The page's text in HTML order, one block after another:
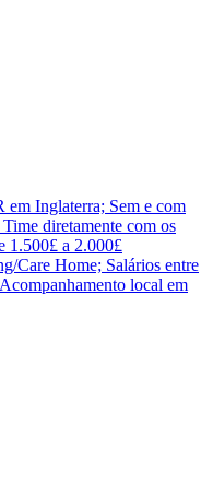
em Inglaterra; Sem e com
diretamente com os
1.500£ a 2.000£
Care Home; Salários entre
local em